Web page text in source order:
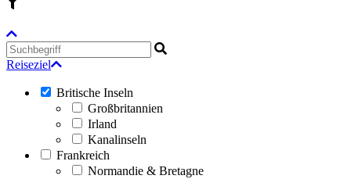
Reiseziel
Britische Inseln
Großbritannien
Irland
Kanalinseln
Frankreich
Normandie & Bretagne